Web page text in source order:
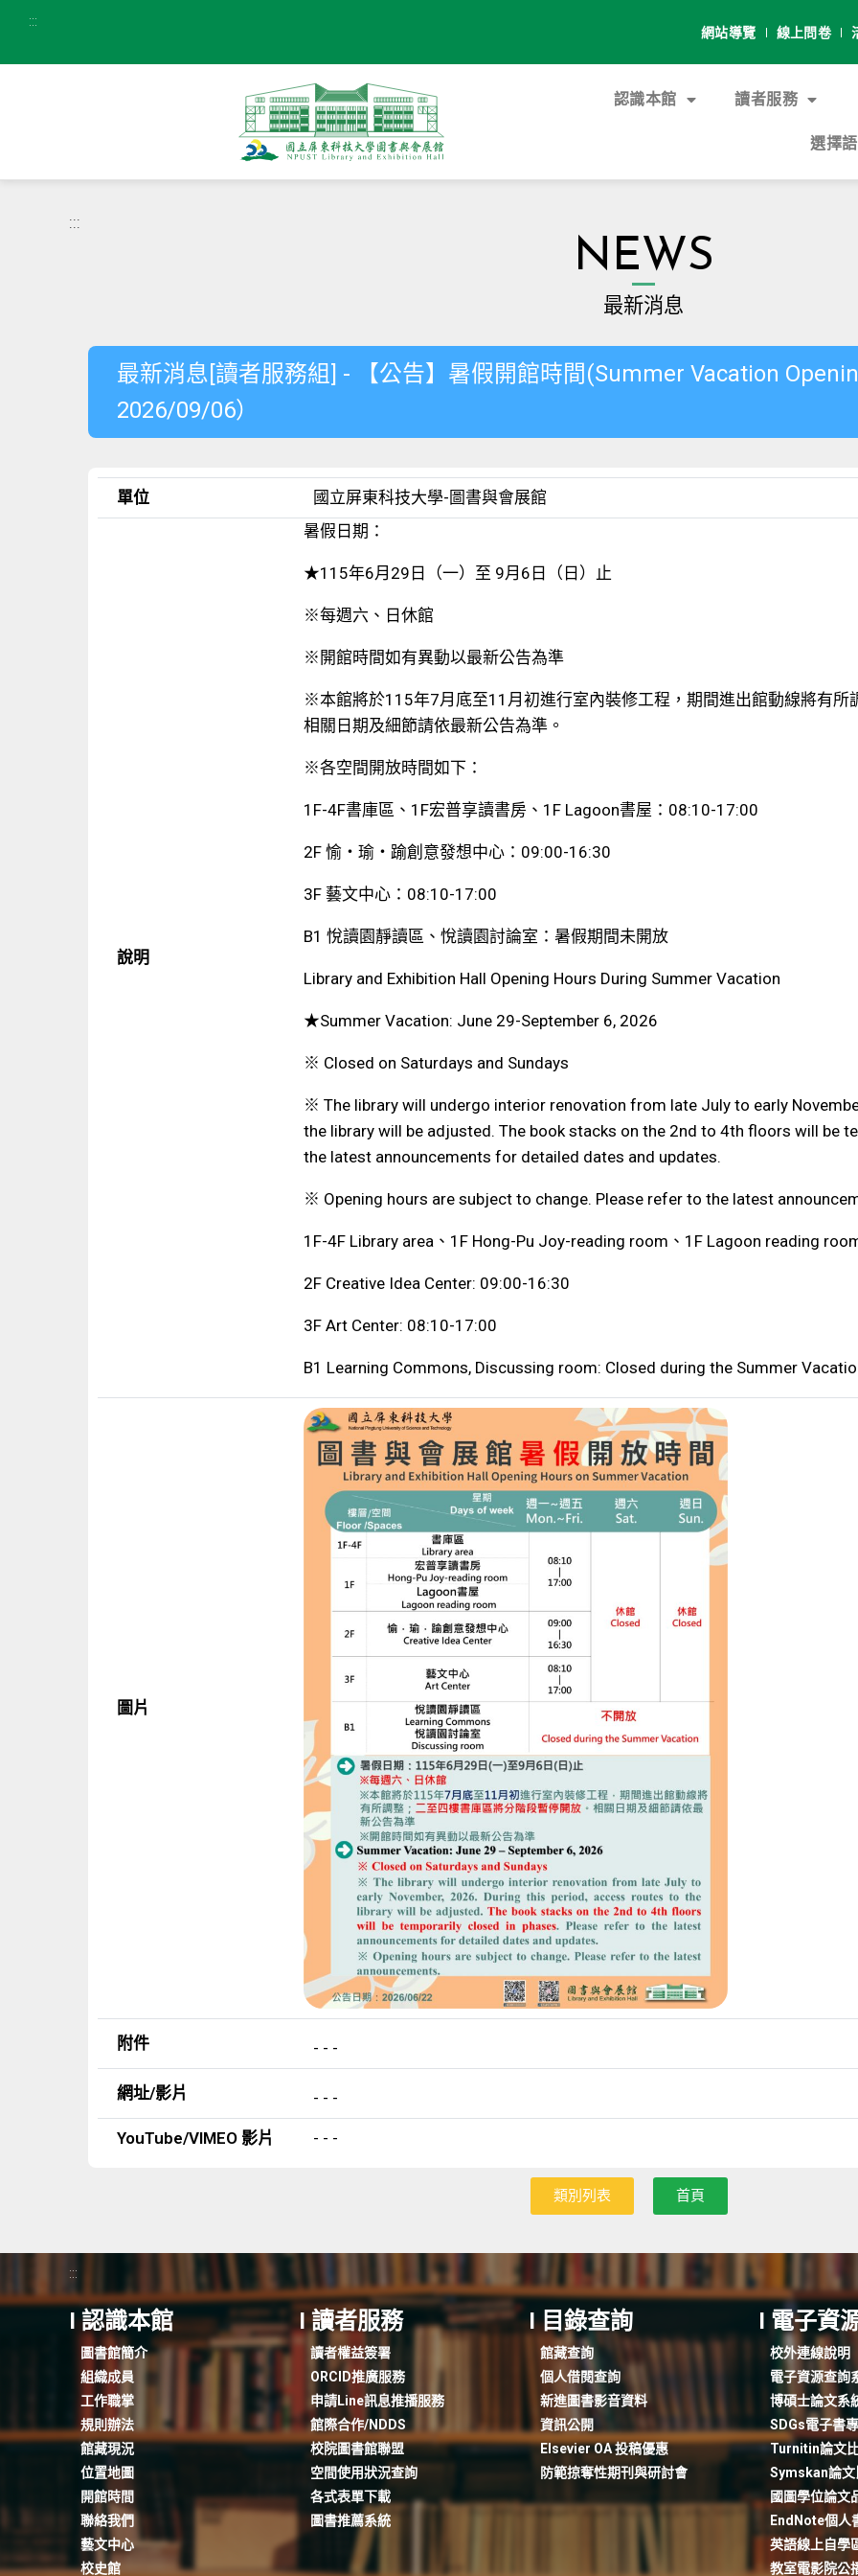
:::
網站導覽 線上問卷
認識本館 讀者服務
選擇
:::
NEWS
最新消息
最新消息[讀者服務組] - 【公告】暑假開館時間(Summer Vacation
2026/09/06）
單位 國立屏東科技大學-圖書與會展館
說明
暑假日期：
★115年6月29日（一）至 9月6日（日）止
※每週六、日休館
※開館時間如有異動以最新公告為準
※本館將於115年7月底至11月初進行室內裝修工程，期間進出館動線將有所
相關日期及細節請依最新公告為準。
※各空間開放時間如下：
1F-4F書庫區、1F宏普享讀書房、1F Lagoon書屋：08:10-17:00
2F 愉‧瑜‧踰創意發想中心：09:00-16:30
3F 藝文中心：08:10-17:00
B1 悅讀園靜讀區、悅讀園討論室：暑假期間未開放
Library and Exhibition Hall Opening Hours During Summer Vacation
★Summer Vacation: June 29-September 6, 2026
※ Closed on Saturdays and Sundays
※ The library will undergo interior renovation from late July to early
the library will be adjusted. The book stacks on the 2nd to 4th floors will be
the latest announcements for detailed dates and updates.
※ Opening hours are subject to change. Please refer to the latest
1F-4F Library area、1F Hong-Pu Joy-reading room、1F Lagoon reading
2F Creative Idea Center: 09:00-16:30
3F Art Center: 08:10-17:00
B1 Learning Commons, Discussing room: Closed during the Summer
圖片
附件 - - -
網址/影片 - - -
YouTube/VIMEO 影片 - - -
類別列表 首頁
:::
I 認識本館
圖書館簡介
組織成員
工作職掌
規則辦法
館藏現況
位置地圖
開館時間
聯絡我們
藝文中心
校史館
I 讀者服務
讀者權益簽署
ORCID推廣服務
申請Line訊息推播服務
館際合作/NDDS
校院圖書館聯盟
空間使用狀況查詢
各式表單下載
圖書推薦系統
I 目錄查詢
館藏查詢
個人借閱查詢
新進圖書影音資料
資訊公開
Elsevier OA 投稿優惠
防範掠奪性期刊與研討會
I 電子資
校外連線說明
電子資源查詢
博碩士論文系
SDGs電子書
Turnitin論文比
Symskan論文
國圖學位論文
EndNote個人
英語線上自學
教室電影院公